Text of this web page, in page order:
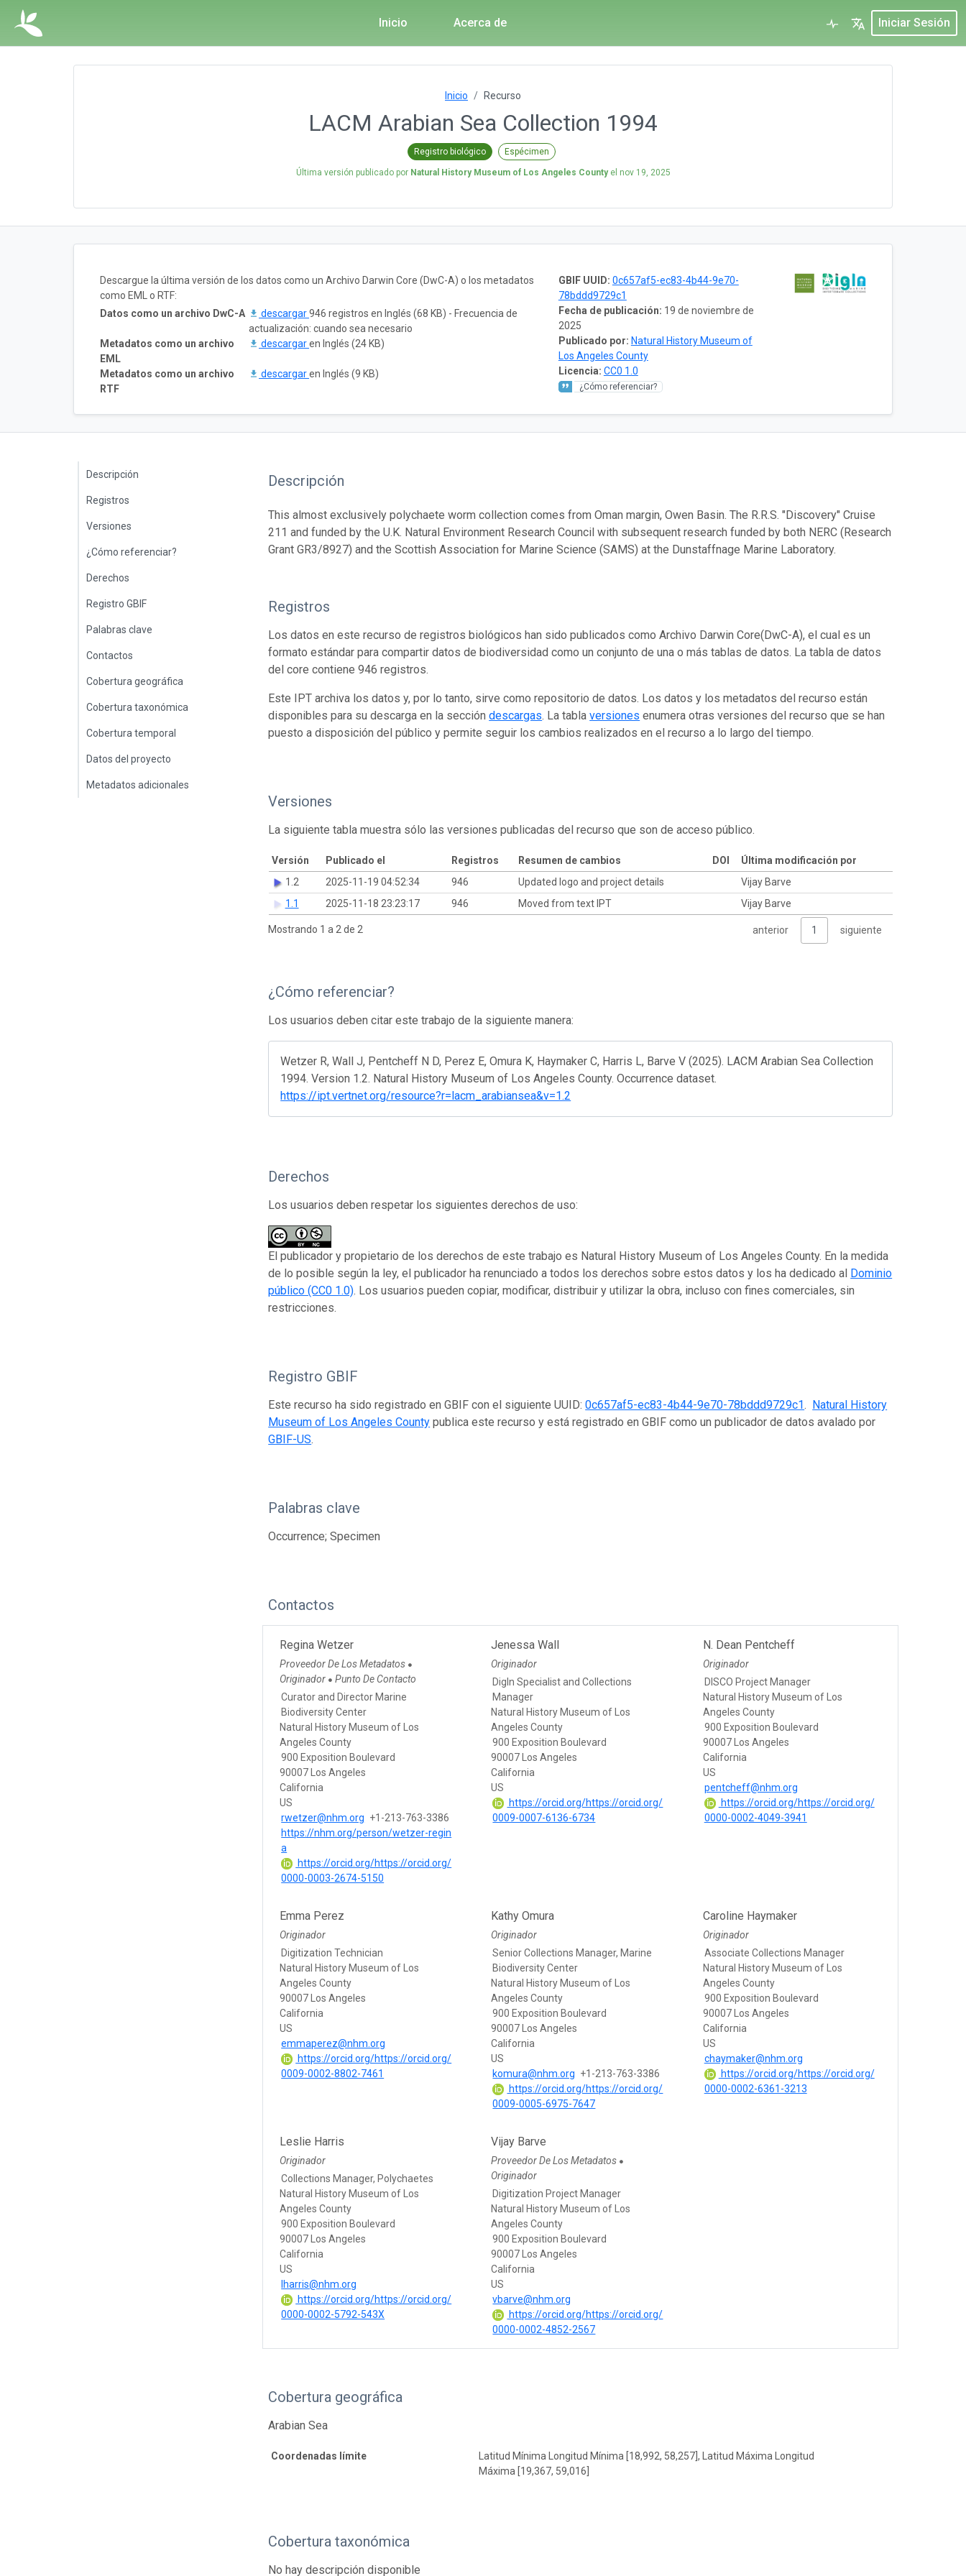
Inicio Acerca de Iniciar Sesión
Inicio Recurso
LACM Arabian Sea Collection 1994
Registro biológico Espécimen
Última versión publicado por Natural History Museum of Los Angeles Countyel nov 19, 2025
GBIF UUID: 0c657af5-ec83-4b44-9e70-
78bddd9729c1
Fecha de publicación: 19 de noviembre de
2025
Publicado por: Natural History Museum of
Los Angeles County
Licencia: CC0 1.0
¿Cómo referenciar?
Descargue la última versión de los datos como un Archivo Darwin Core (DwC-A) o los metadatos
como EML o RTF:
Datos como un archivo DwC-A
descargar946 registros en Inglés (68 KB) - Frecuencia de
actualización: cuando sea necesario
Metadatos como un archivo
EML
descargaren Inglés (24 KB)
Metadatos como un archivo
RTF
descargaren Inglés (9 KB)
Descripción
Registros
Versiones
¿Cómo referenciar?
Derechos
Registro GBIF
Palabras clave
Contactos
Cobertura geográfica
Cobertura taxonómica
Cobertura temporal
Datos del proyecto
Metadatos adicionales
Descripción
This almost exclusively polychaete worm collection comes from Oman margin, Owen Basin. The R.R.S. "Discovery" Cruise
211 and funded by the U.K. Natural Environment Research Council with subsequent research funded by both NERC (Research
Grant GR3/8927) and the Scottish Association for Marine Science (SAMS) at the Dunstaffnage Marine Laboratory.
Registros
Los datos en este recurso de registros biológicos han sido publicados como Archivo Darwin Core(DwC-A), el cual es un
formato estándar para compartir datos de biodiversidad como un conjunto de una o más tablas de datos. La tabla de datos
del core contiene 946 registros.
Este IPT archiva los datos y, por lo tanto, sirve como repositorio de datos. Los datos y los metadatos del recurso están
disponibles para su descarga en la seccióndescargas. La tablaversiones enumera otras versiones del recurso que se han
puesto a disposición del público y permite seguir los cambios realizados en el recurso a lo largo del tiempo.
Versiones
La siguiente tabla muestra sólo las versiones publicadas del recurso que son de acceso público.
Versión Publicado el Registros Resumen de cambios DOI
Última modificación por
1.2
2025-11-19 04:52:34 946 Updated logo and project details
Vijay Barve
1.1
2025-11-18 23:23:17 946 Moved from text IPT Vijay Barve
Mostrando 1 a 2 de 2 anterior 1 siguiente
¿Cómo referenciar?
Los usuarios deben citar este trabajo de la siguiente manera:
Wetzer R, Wall J, Pentcheff N D, Perez E, Omura K, Haymaker C, Harris L, Barve V (2025). LACM Arabian Sea Collection
1994. Version 1.2. Natural History Museum of Los Angeles County. Occurrence dataset.
https://ipt.vertnet.org/resource?r=lacm_arabiansea&v=1.2
Derechos
Los usuarios deben respetar los siguientes derechos de uso:
El publicador y propietario de los derechos de este trabajo es Natural History Museum of Los Angeles County. En la medida
de lo posible según la ley, el publicador ha renunciado a todos los derechos sobre estos datos y los ha dedicado al Dominio
público (CC0 1.0). Los usuarios pueden copiar, modificar, distribuir y utilizar la obra, incluso con fines comerciales, sin
restricciones.
Registro GBIF
Este recurso ha sido registrado en GBIF con el siguiente UUID:0c657af5-ec83-4b44-9e70-78bddd9729c1.
Natural History
Museum of Los Angeles County publica este recurso y está registrado en GBIF como un publicador de datos avalado por
GBIF-US.
Palabras clave
Occurrence; Specimen
Contactos
Regina Wetzer
Proveedor De Los Metadatos ●
Originador ● Punto De Contacto
Curator and Director Marine
Biodiversity Center
Natural History Museum of Los
Angeles County
900 Exposition Boulevard
90007 Los Angeles
California
US
rwetzer@nhm.org +1-213-763-3386
https://nhm.org/person/wetzer-regin
a
https://orcid.org/https://orcid.org/
0000-0003-2674-5150
Jenessa Wall
Originador
DigIn Specialist and Collections
Manager
Natural History Museum of Los
Angeles County
900 Exposition Boulevard
90007 Los Angeles
California
US
https://orcid.org/https://orcid.org/
0009-0007-6136-6734
N. Dean Pentcheff
Originador
DISCO Project Manager
Natural History Museum of Los
Angeles County
900 Exposition Boulevard
90007 Los Angeles
California
US
pentcheff@nhm.org
https://orcid.org/https://orcid.org/
0000-0002-4049-3941
Emma Perez
Originador
Digitization Technician
Natural History Museum of Los
Angeles County
90007 Los Angeles
California
US
emmaperez@nhm.org
https://orcid.org/https://orcid.org/
0009-0002-8802-7461
Kathy Omura
Originador
Senior Collections Manager, Marine
Biodiversity Center
Natural History Museum of Los
Angeles County
900 Exposition Boulevard
90007 Los Angeles
California
US
komura@nhm.org +1-213-763-3386
https://orcid.org/https://orcid.org/
0009-0005-6975-7647
Caroline Haymaker
Originador
Associate Collections Manager
Natural History Museum of Los
Angeles County
900 Exposition Boulevard
90007 Los Angeles
California
US
chaymaker@nhm.org
https://orcid.org/https://orcid.org/
0000-0002-6361-3213
Leslie Harris
Originador
Collections Manager, Polychaetes
Natural History Museum of Los
Angeles County
900 Exposition Boulevard
90007 Los Angeles
California
US
lharris@nhm.org
https://orcid.org/https://orcid.org/
0000-0002-5792-543X
Vijay Barve
Proveedor De Los Metadatos ●
Originador
Digitization Project Manager
Natural History Museum of Los
Angeles County
900 Exposition Boulevard
90007 Los Angeles
California
US
vbarve@nhm.org
https://orcid.org/https://orcid.org/
0000-0002-4852-2567
Cobertura geográfica
Arabian Sea
Coordenadas límite
Latitud Mínima Longitud Mínima [18,992, 58,257], Latitud Máxima Longitud
Máxima [19,367, 59,016]
Cobertura taxonómica
No hay descripción disponible